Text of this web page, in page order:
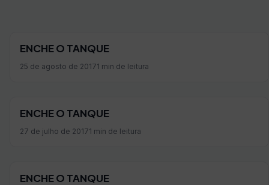
ENCHE O TANQUE
25 de agosto de 20171 min de leitura
ENCHE O TANQUE
27 de julho de 20171 min de leitura
ENCHE O TANQUE